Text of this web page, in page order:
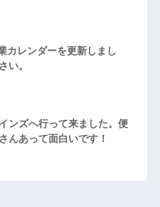
カレンダーを更新しまし
い。
ンズへ行って来ました。便
んあって面白いです！